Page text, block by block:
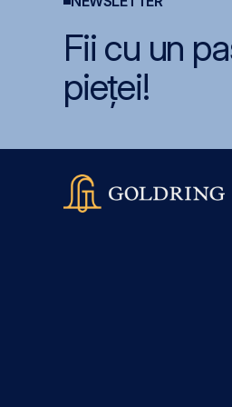
Fii cu un
pieței!